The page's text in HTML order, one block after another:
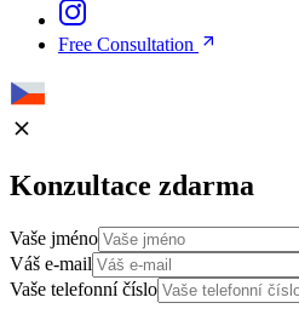
Free Consultation
Konzultace zdarma
Vaše jméno
Váš e-mail
Vaše telefonní číslo